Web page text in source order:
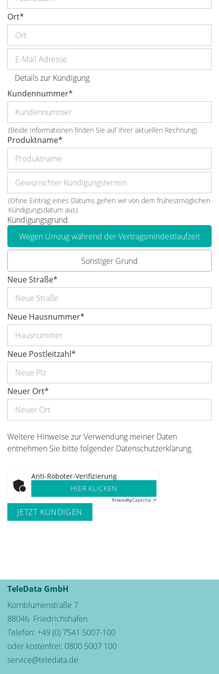
Ort*
Details zur Kündigung
Kundennummer*
(Beide Informationen finden Sie auf Ihrer aktuellen Rechnung)
Produktname*
(Ohne Eintrag eines Datums gehen wir von dem frühestmöglichen
Kündigungsdatum aus)
Kündigungsgrund
Wegen Umzug während der Vertragsmindestlaufzeit
Sonstiger Grund
Neue Straße*
Neue Hausnummer*
Neue Postleitzahl*
Neuer Ort*
Weitere Hinweise zur Verwendung meiner Daten
entnehmen Sie bitte folgender Datenschutzerklärung.
Anti-Roboter-Verifizierung
HIER KLICKEN
FriendlyCaptcha ⇗
TeleData GmbH
Kornblumenstraße 7
88046 Friedrichshafen
Telefon: +49 (0) 7541 5007-100
oder kostenfrei: 0800 5007 100
service@teledata.de